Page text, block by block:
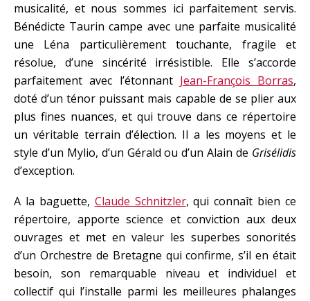
musicalité, et nous sommes ici parfaitement servis.
Bénédicte Taurin campe avec une parfaite musicalité
une Léna particulièrement touchante, fragile et
résolue, d’une sincérité irrésistible. Elle s’accorde
parfaitement avec l’étonnant Jean-François Borras,
doté d’un ténor puissant mais capable de se plier aux
plus fines nuances, et qui trouve dans ce répertoire
un véritable terrain d’élection. Il a les moyens et le
style d’un Mylio, d’un Gérald ou d’un Alain de Grisélidis
d’exception.
A la baguette, Claude Schnitzler, qui connaît bien ce
répertoire, apporte science et conviction aux deux
ouvrages et met en valeur les superbes sonorités
d’un Orchestre de Bretagne qui confirme, s’il en était
besoin, son remarquable niveau et individuel et
collectif qui l’installe parmi les meilleures phalanges